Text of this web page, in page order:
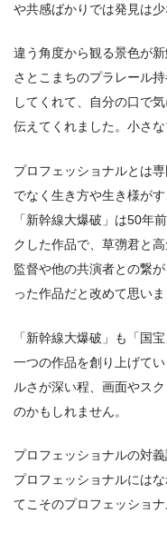
や共感ばかりでは発見は少
違う角度から観る景色が
さとこまちのプラレール
してくれて、自分の口で
伝えてくれました。小さ
プロフェッショナルとは
でなく生き方や生き様が
「新幹線大爆破」は50年
クした作品で、草彅君と
監督や他の共演者との繋
った作品だと改めて思いま
「新幹線大爆破」も「国
一つの作品を創り上げて
ルさが深い程、画面やス
のかもしれません。
プロフェッショナルの対
プロフェッショナルには
てこそのプロフェッショナ